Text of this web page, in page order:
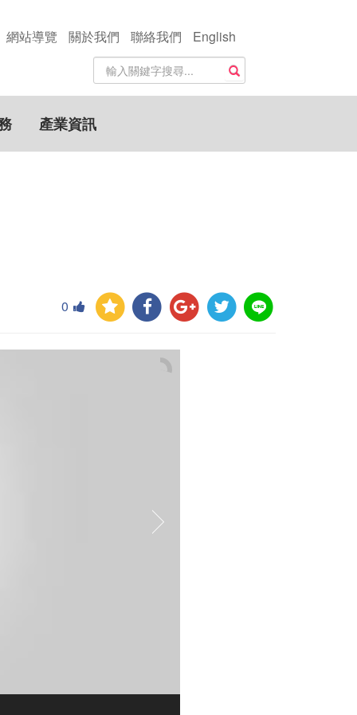
網站導覽 關於我們 聯絡我們
English
站
內
搜
尋
關
鍵
搜尋
產業資訊
0